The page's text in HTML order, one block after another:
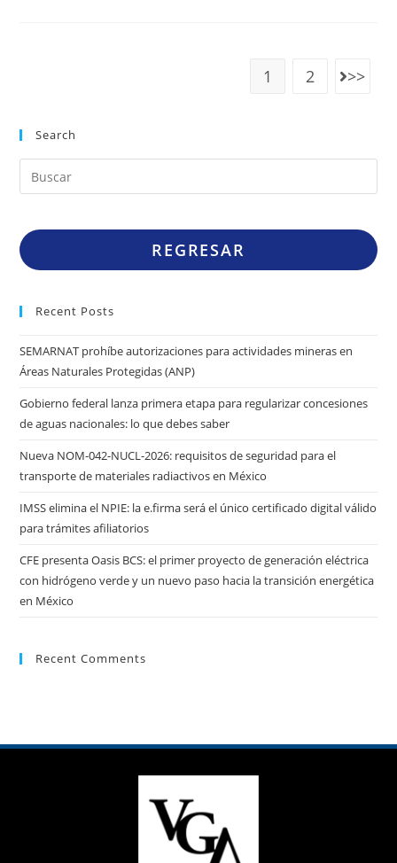
1 2
Search
REGRESAR
Recent Posts
SEMARNAT prohíbe autorizaciones para actividades mineras en
Áreas Naturales Protegidas (ANP)
Gobierno federal lanza primera etapa para regularizar concesiones
de aguas nacionales: lo que debes saber
Nueva NOM-042-NUCL-2026: requisitos de seguridad para el
transporte de materiales radiactivos en México
IMSS elimina el NPIE: la e.firma será el único certificado digital válido
para trámites afiliatorios
CFE presenta Oasis BCS: el primer proyecto de generación eléctrica
con hidrógeno verde y un nuevo paso hacia la transición energética
en México
Recent Comments